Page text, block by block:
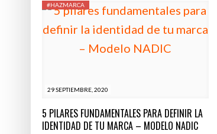
29 SEPTIEMBRE, 2020
#HAZMARCA
5 PILARES FUNDAMENTALES PARA DEFINIR LA
IDENTIDAD DE TU MARCA – MODELO NADIC